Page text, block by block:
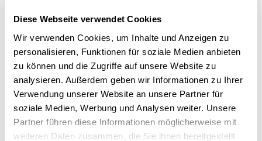
Diese Webseite verwendet Cookies
Wir verwenden Cookies, um Inhalte und Anzeigen zu
personalisieren, Funktionen für soziale Medien anbieten
zu können und die Zugriffe auf unsere Website zu
analysieren. Außerdem geben wir Informationen zu Ihrer
Verwendung unserer Website an unsere Partner für
soziale Medien, Werbung und Analysen weiter. Unsere
Partner führen diese Informationen möglicherweise mit
weiteren Daten zusammen, die Sie ihnen bereitgestellt
Mitte?
Für ein besonderes Jahr oder einen besonderen Anlass
kannst du deiner Bestellung eine oder mehrere weiße oder
rote Rosen hinzufügen. Das geht, wenn du die Anzahl der
Rosen in deinen Warenkorb gelegt hast. Dazu klickst du in
deinem Warenkorb auf „Warenkorb anzeigen”. Dann fügst du
deiner Bestellung eine oder mehrere Rosen hinzu.
(Nur zusammen mit anderen Rosen aus unserer Kollektion
pro Stück lieferbar)